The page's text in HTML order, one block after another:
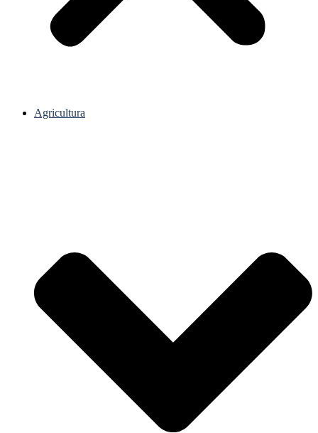
Agricultura